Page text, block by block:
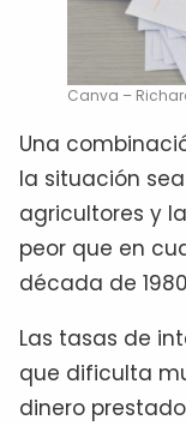
Canva –
Una
la situación
agricultores y
peor que en
década de
Las tasas de
que dificulta
dinero